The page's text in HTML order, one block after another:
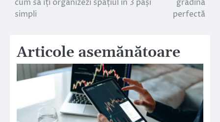
articole
cum să îți organizezi spațiul în 3 pași
simpli
grădină
perfectă
Articole asemănătoare